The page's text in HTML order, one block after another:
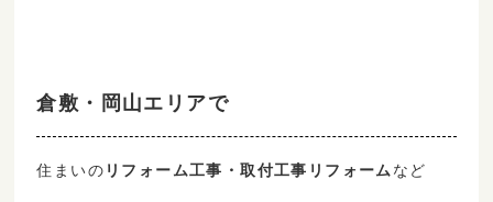
倉敷・岡山エリアで
住まいの リフォーム工事・取付工事リフォーム など